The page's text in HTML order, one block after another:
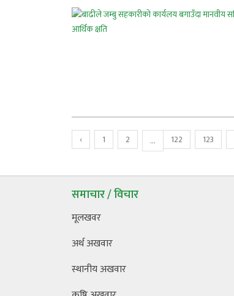
‹ 1 2 ... 122 123
समाचार / विचार
मूलखवर
अर्थ अखवार
स्थानीय अखवार